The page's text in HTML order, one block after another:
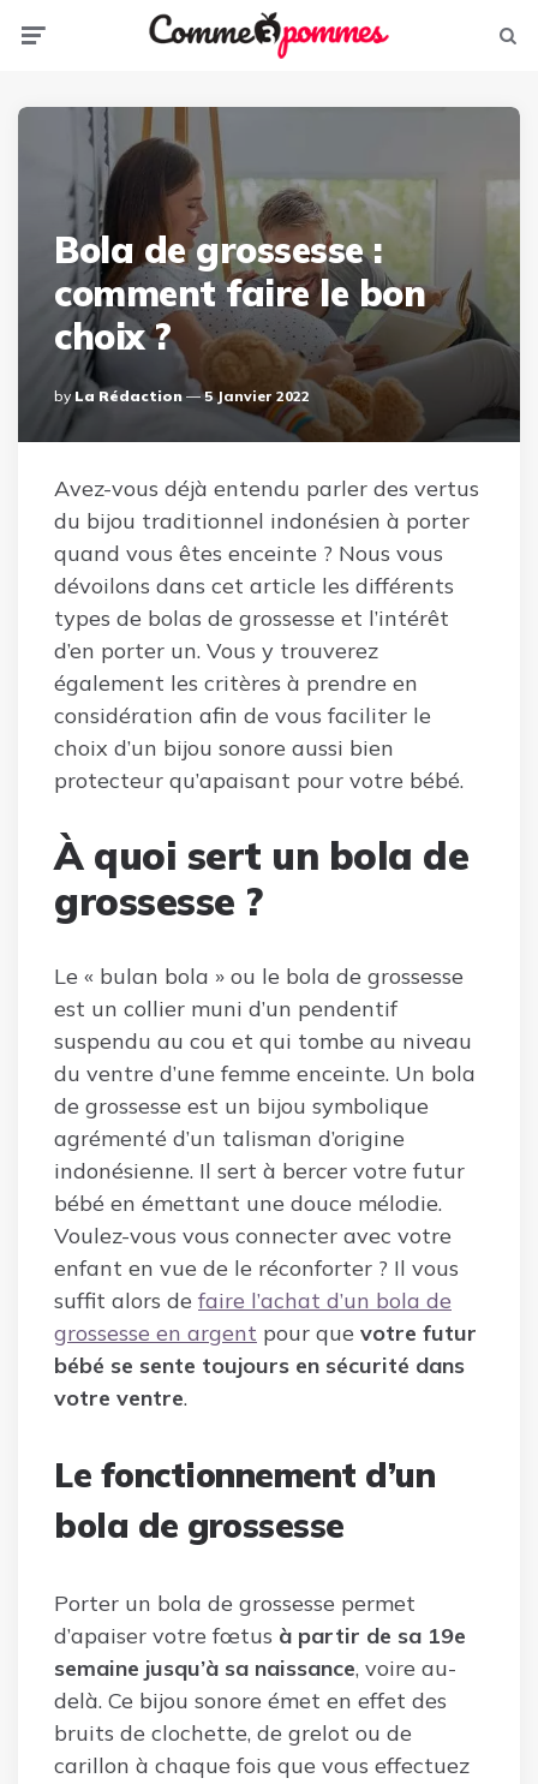
Bola de grossesse :
comment faire le bon
choix ?
Posted
By
By La Rédaction 5 Janvier 2022
Avez-vous déjà entendu parler des vertus
du bijou traditionnel indonésien à porter
quand vous êtes enceinte ? Nous vous
dévoilons dans cet article les différents
types de bolas de grossesse et l’intérêt
d’en porter un. Vous y trouverez
également les critères à prendre en
considération afin de vous faciliter le
choix d’un bijou sonore aussi bien
protecteur qu’apaisant pour votre bébé.
À quoi sert un bola de
grossesse ?
Le « bulan bola » ou le bola de grossesse
est un collier muni d’un pendentif
suspendu au cou et qui tombe au niveau
du ventre d’une femme enceinte. Un bola
de grossesse est un bijou symbolique
agrémenté d’un talisman d’origine
indonésienne. Il sert à bercer votre futur
bébé en émettant une douce mélodie.
Voulez-vous vous connecter avec votre
enfant en vue de le réconforter ? Il vous
suffit alors de faire l’achat d’un bola de
grossesse en argent pour que votre futur
bébé se sente toujours en sécurité dans
votre ventre.
Le fonctionnement d’un
bola de grossesse
Porter un bola de grossesse permet
d’apaiser votre fœtus à partir de sa 19e
semaine jusqu’à sa naissance, voire au-
delà. Ce bijou sonore émet en effet des
bruits de clochette, de grelot ou de
carillon à chaque fois que vous effectuez